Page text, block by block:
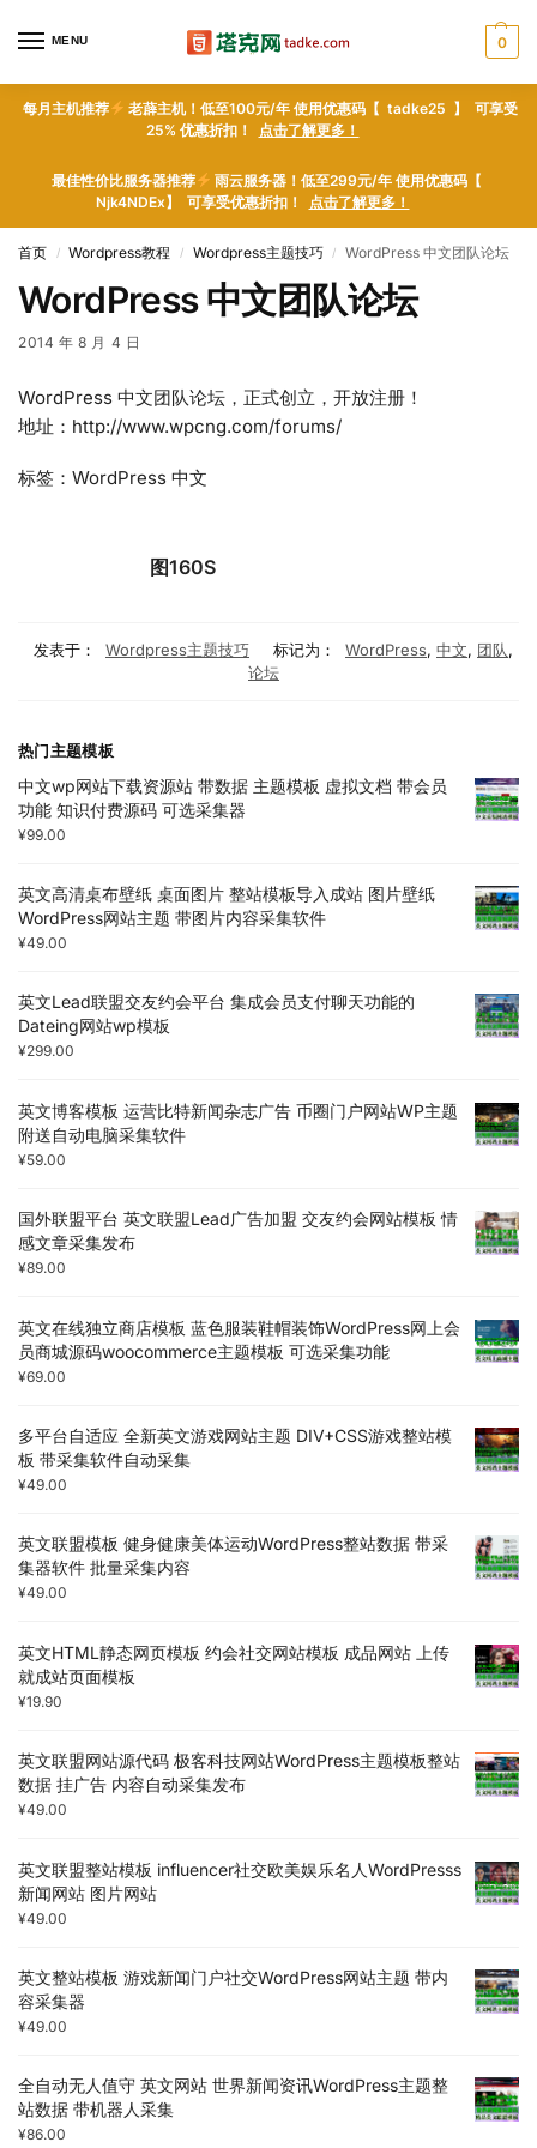
MENU 0
每月主机推荐
老薜主机！低至100元/年 使用优惠码【 tadke25 】 可享受
25% 优惠折扣！ 点击了解更多！
最佳性价比服务器推荐
雨云服务器！低至299元/年 使用优惠码【
Njk4NDEx】 可享受优惠折扣！ 点击了解更多！
首页 / Wordpress教程 / Wordpress主题技巧 / WordPress 中文团队论坛
WordPress 中文团队论坛
2014 年 8 月 4 日
WordPress 中文团队论坛，正式创立，开放注册！
地址：http://www.wpcng.com/forums/
标签：WordPress 中文
图160S
发表于： Wordpress主题技巧 标记为： WordPress, 中文, 团队,
论坛
热门主题模板
中文wp网站下载资源站 带数据 主题模板 虚拟文档 带会员
功能 知识付费源码 可选采集器
¥99.00
英文高清桌布壁纸 桌面图片 整站模板导入成站 图片壁纸
WordPress网站主题 带图片内容采集软件
¥49.00
英文Lead联盟交友约会平台 集成会员支付聊天功能的
Dateing网站wp模板
¥299.00
英文博客模板 运营比特新闻杂志广告 币圈门户网站WP主题
附送自动电脑采集软件
¥59.00
国外联盟平台 英文联盟Lead广告加盟 交友约会网站模板 情
感文章采集发布
¥89.00
英文在线独立商店模板 蓝色服装鞋帽装饰WordPress网上会
员商城源码woocommerce主题模板 可选采集功能
¥69.00
多平台自适应 全新英文游戏网站主题 DIV+CSS游戏整站模
板 带采集软件自动采集
¥49.00
英文联盟模板 健身健康美体运动WordPress整站数据 带采
集器软件 批量采集内容
¥49.00
英文HTML静态网页模板 约会社交网站模板 成品网站 上传
就成站页面模板
¥19.90
英文联盟网站源代码 极客科技网站WordPress主题模板整站
数据 挂广告 内容自动采集发布
¥49.00
英文联盟整站模板 influencer社交欧美娱乐名人WordPresss
新闻网站 图片网站
¥49.00
英文整站模板 游戏新闻门户社交WordPress网站主题 带内
容采集器
¥49.00
全自动无人值守 英文网站 世界新闻资讯WordPress主题整
站数据 带机器人采集
¥86.00